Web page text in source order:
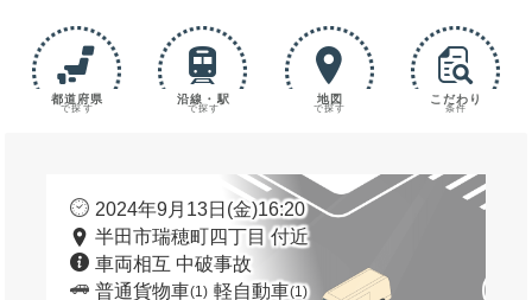
都道府県
で探す
沿線・駅
で探す
地図
で探す
こだわり
条件
2024年9月13日(金)16:20
半田市瑞穂町四丁目 付近
車両相互 中破事故
普通貨物車(1) 軽自動車(1)